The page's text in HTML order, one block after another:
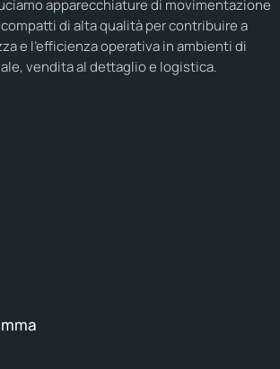
apparecchiature di movimentazione
di alta qualità per contribuire a
e l'efficienza operativa in ambienti di
vendita al dettaglio e logistica.
su Twitter